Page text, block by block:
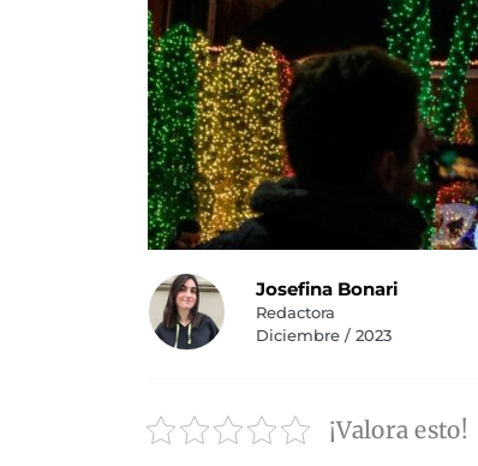
Josefina Bonari
Redactora
Diciembre / 2023
¡Valora esto!